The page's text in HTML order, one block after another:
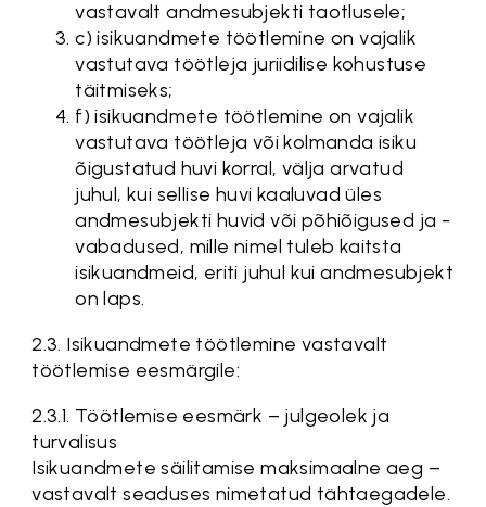
vastavalt andmesubjekti taotlusele;
c) isikuandmete töötlemine on vajalik
vastutava töötleja juriidilise kohustuse
täitmiseks;
f) isikuandmete töötlemine on vajalik
vastutava töötleja või kolmanda isiku
õigustatud huvi korral, välja arvatud
juhul, kui sellise huvi kaaluvad üles
andmesubjekti huvid või põhiõigused ja -
vabadused, mille nimel tuleb kaitsta
isikuandmeid, eriti juhul kui andmesubjekt
on laps.
2.3. Isikuandmete töötlemine vastavalt
töötlemise eesmärgile:
2.3.1. Töötlemise eesmärk – julgeolek ja
turvalisus
Isikuandmete säilitamise maksimaalne aeg –
vastavalt seaduses nimetatud tähtaegadele.